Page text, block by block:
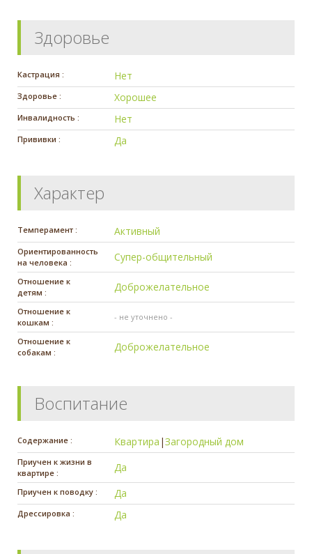
Здоровье
Кастрация : Нет
Здоровье : Хорошее
Инвалидность : Нет
Прививки : Да
Характер
Темперамент : Активный
Ориентированность
на человека :
Супер-общительный
Отношение к
детям :
Доброжелательное
Отношение к
кошкам :
- не уточнено -
Отношение к
собакам :
Доброжелательное
Воспитание
Содержание : Квартира |Загородный дом
Приучен к жизни в
квартире :
Да
Приучен к поводку : Да
Дрессировка : Да